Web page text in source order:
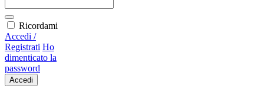
Ricordami
Accedi /
Registrati Ho
dimenticato la
password
Accedi